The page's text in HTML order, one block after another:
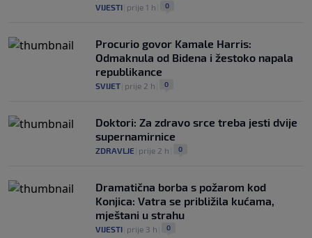
VIJESTI prije 1 h 0
Procurio govor Kamale Harris:
Odmaknula od Bidena i žestoko napala
republikance
SVIJET prije 2 h 0
Doktori: Za zdravo srce treba jesti dvije
supernamirnice
ZDRAVLJE prije 2 h 0
Dramatična borba s požarom kod
Konjica: Vatra se približila kućama,
mještani u strahu
VIJESTI prije 3 h 0